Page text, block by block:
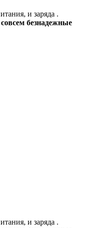
и заряда .
безнадежные
и заряда .